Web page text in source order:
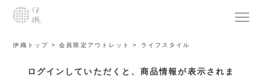
伊織トップ 会員限定アウトレット ライフスタイル
ログインしていただくと、商品情報が表示されま